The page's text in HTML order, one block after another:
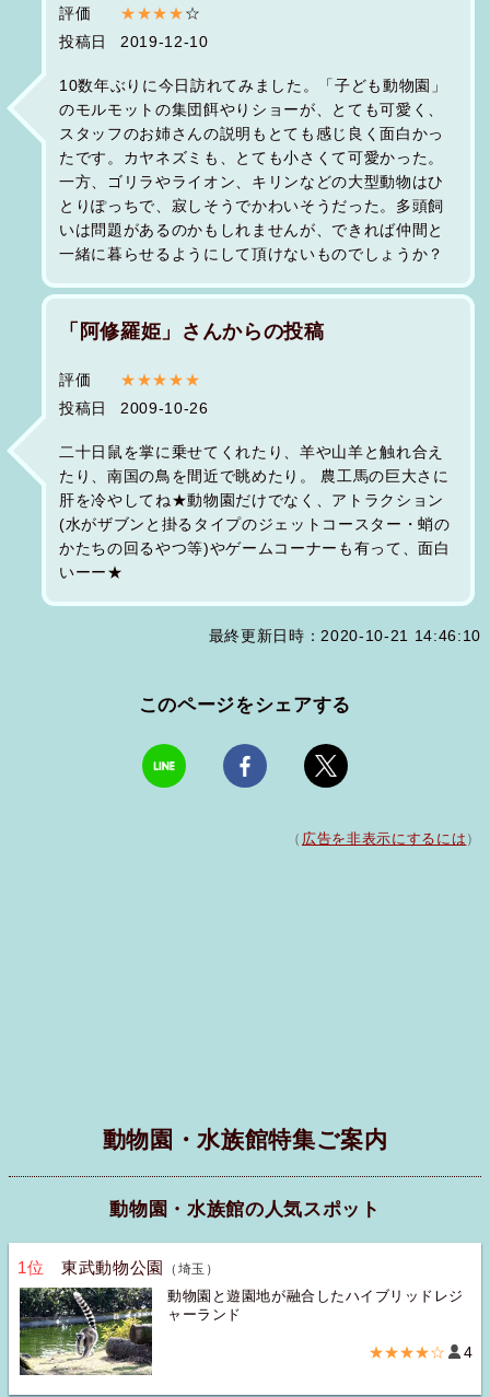
評価 ★★★★☆
投稿日
2019-12-10
10数年ぶりに今日訪れてみました。「子ども動物園」
のモルモットの集団餌やりショーが、とても可愛く、
スタッフのお姉さんの説明もとても感じ良く面白かっ
たです。カヤネズミも、とても小さくて可愛かった。
一方、ゴリラやライオン、キリンなどの大型動物はひ
とりぽっちで、寂しそうでかわいそうだった。多頭飼
いは問題があるのかもしれませんが、できれば仲間と
一緒に暮らせるようにして頂けないものでしょうか？
「阿修羅姫」さんからの投稿
評価
★★★★★
投稿日
2009-10-26
二十日鼠を掌に乗せてくれたり、羊や山羊と触れ合え
たり、南国の鳥を間近で眺めたり。 農工馬の巨大さに
肝を冷やしてね★動物園だけでなく、アトラクション
(水がザブンと掛るタイプのジェットコースター・蛸の
かたちの回るやつ等)やゲームコーナーも有って、面白
いーー★
最終更新日時：2020-10-21 14:46:10
このページをシェアする
（ 広告を非表示にするには ）
動物園・水族館特集ご案内
動物園・水族館の人気スポット
1位 東武動物公園
（埼玉）
動物園と遊園地が融合したハイブリッドレジ
ャーランド
★★★★☆ 4